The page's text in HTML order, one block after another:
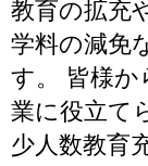
教育の拡充
学料の減免
す。 皆様か
業に役立て
少人数教